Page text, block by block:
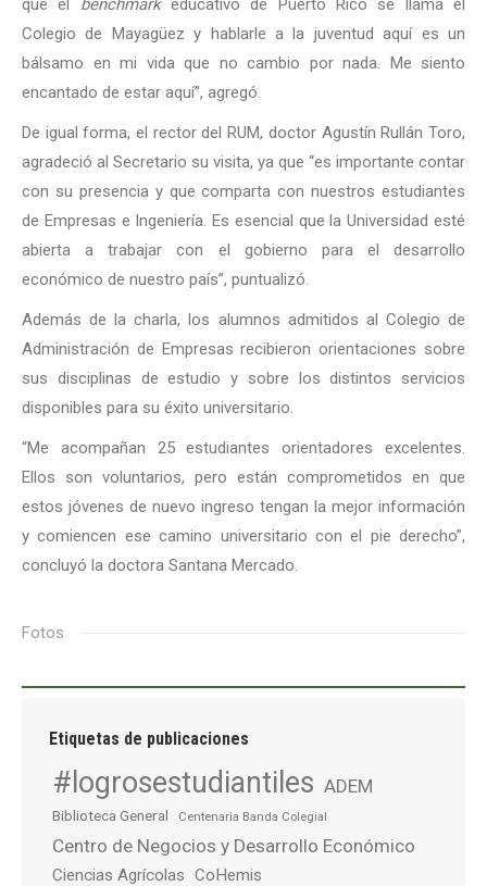
Colegio de Mayagüez y hablarle a la juventud aquí es un
bálsamo en mi vida que no cambio por nada. Me siento
encantado de estar aquí”, agregó.
De igual forma, el rector del RUM, doctor Agustín Rullán Toro,
agradeció al Secretario su visita, ya que “es importante contar
con su presencia y que comparta con nuestros estudiantes
de Empresas e Ingeniería. Es esencial que la Universidad esté
abierta a trabajar con el gobierno para el desarrollo
económico de nuestro país”, puntualizó.
Además de la charla, los alumnos admitidos al Colegio de
Administración de Empresas recibieron orientaciones sobre
sus disciplinas de estudio y sobre los distintos servicios
disponibles para su éxito universitario.
“Me acompañan 25 estudiantes orientadores excelentes.
Ellos son voluntarios, pero están comprometidos en que
estos jóvenes de nuevo ingreso tengan la mejor información
y comiencen ese camino universitario con el pie derecho”,
concluyó la doctora Santana Mercado.
Fotos
Etiquetas de publicaciones
#logrosestudiantiles ADEM
Biblioteca General Centenaria Banda Colegial
Centro de Negocios y Desarrollo Económico
Ciencias Agrícolas CoHemis